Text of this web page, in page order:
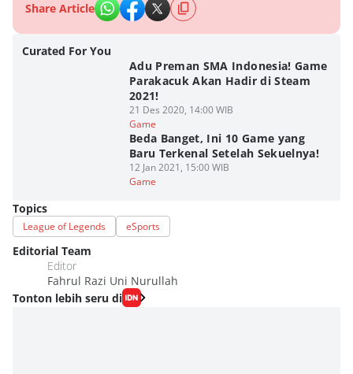
Share Article
Curated For You
Adu Preman SMA Indonesia! Game
Parakacuk Akan Hadir di Steam
2021!
21 Des 2020, 14:00 WIB
Game
Beda Banget, Ini 10 Game yang
Baru Terkenal Setelah Sekuelnya!
12 Jan 2021, 15:00 WIB
Game
Topics
League of Legends eSports
Editorial Team
Editor
Fahrul Razi Uni Nurullah
Tonton lebih seru di